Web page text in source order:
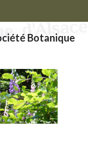
Botanique